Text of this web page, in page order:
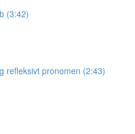
(3:42)
refleksivt pronomen (2:43)